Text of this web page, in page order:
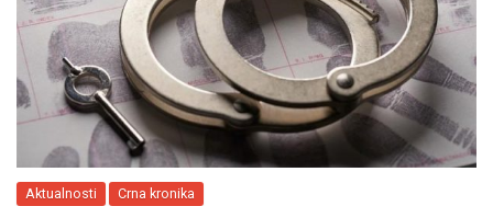
Aktualnosti Crna kronika